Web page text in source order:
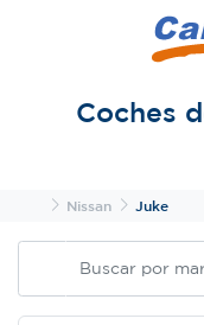
Coches
InicioNissan Juke